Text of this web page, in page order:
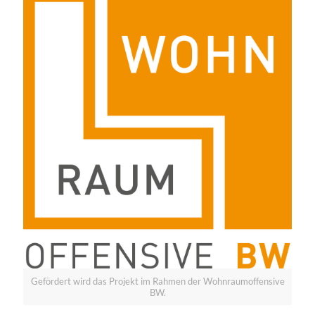
Gefördert wird das Projekt im Rahmen der Wohnraumoffensive
BW.